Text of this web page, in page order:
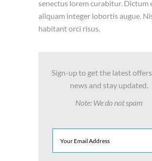
senectus lorem curabitur. Dictum
aliquam integer lobortis augue.
habitant orci risus.
Sign-up to get the latest
news and stay updated.
Note: We do not spam